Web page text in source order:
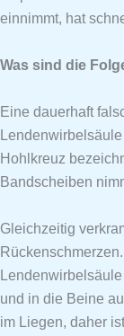
einnimmt, hat
Was sind die
Eine dauerhaft
Hohlkreuz
Bandscheiben
Gleichzeitig
und in die Beine
im Liegen, daher